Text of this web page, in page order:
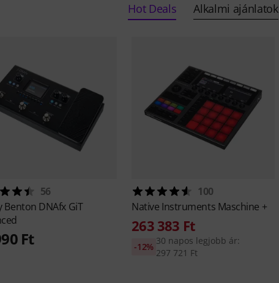
Hot Deals Alkalmi ajánlatok
56
Benton DNAfx GiT
Ft
100
Native Instruments Maschine +
263 383 Ft
30 napos legjobb ár:
297 721 Ft
-12%